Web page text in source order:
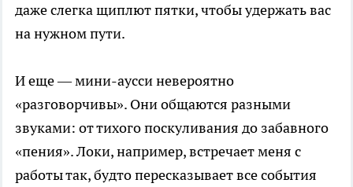
даже слегка щиплют пятки, чтобы удержать вас
на нужном пути.
И еще — мини-аусси невероятно
«разговорчивы». Они общаются разными
звуками: от тихого поскуливания до забавного
«пения». Локи, например, встречает меня с
работы так, будто пересказывает все события